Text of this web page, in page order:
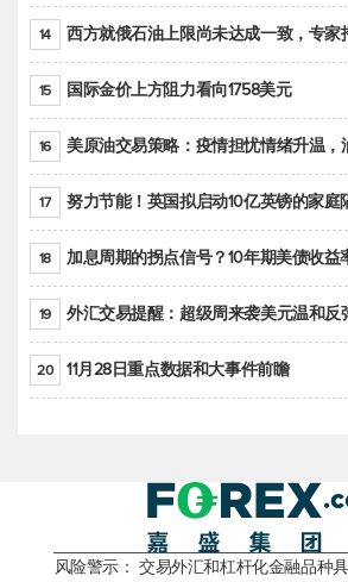
14 西方就俄石油上限尚未达成一致，专家
15 国际金价上方阻力看向1758美元
16 美原油交易策略：疫情担忧情绪升温，
17 努力节能！英国拟启动10亿英镑的家庭
18 加息周期的拐点信号？10年期美债收益率持续
19 外汇交易提醒：超级周来袭美元温和反
20 11月28日重点数据和大事件前瞻
风险警示： 交易外汇和杠杆化金融品种